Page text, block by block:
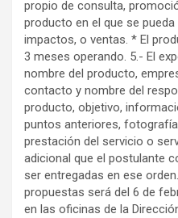
propio de consulta,
producto en el que se
impactos, o ventas. * El
3 meses operando. 5.- El
nombre del producto,
contacto y nombre del
producto, objetivo,
puntos anteriores,
prestación del servicio o
adicional que el postulante
ser entregadas en ese
propuestas será del 6 de
en las oficinas de la